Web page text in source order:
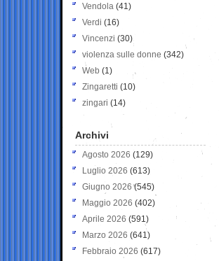
Vendola (41)
Verdi (16)
Vincenzi (30)
violenza sulle donne (342)
Web (1)
Zingaretti (10)
zingari (14)
Archivi
Agosto 2026 (129)
Luglio 2026 (613)
Giugno 2026 (545)
Maggio 2026 (402)
Aprile 2026 (591)
Marzo 2026 (641)
Febbraio 2026 (617)